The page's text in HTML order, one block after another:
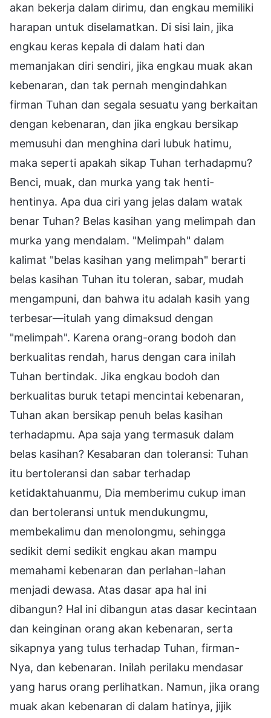
akan bekerja dalam dirimu, dan engkau memiliki
harapan untuk diselamatkan. Di sisi lain, jika
engkau keras kepala di dalam hati dan
memanjakan diri sendiri, jika engkau muak akan
kebenaran, dan tak pernah mengindahkan
firman Tuhan dan segala sesuatu yang berkaitan
dengan kebenaran, dan jika engkau bersikap
memusuhi dan menghina dari lubuk hatimu,
maka seperti apakah sikap Tuhan terhadapmu?
Benci, muak, dan murka yang tak henti-
hentinya. Apa dua ciri yang jelas dalam watak
benar Tuhan? Belas kasihan yang melimpah dan
murka yang mendalam. "Melimpah" dalam
kalimat "belas kasihan yang melimpah" berarti
belas kasihan Tuhan itu toleran, sabar, mudah
mengampuni, dan bahwa itu adalah kasih yang
terbesar—itulah yang dimaksud dengan
"melimpah". Karena orang-orang bodoh dan
berkualitas rendah, harus dengan cara inilah
Tuhan bertindak. Jika engkau bodoh dan
berkualitas buruk tetapi mencintai kebenaran,
Tuhan akan bersikap penuh belas kasihan
terhadapmu. Apa saja yang termasuk dalam
belas kasihan? Kesabaran dan toleransi: Tuhan
itu bertoleransi dan sabar terhadap
ketidaktahuanmu, Dia memberimu cukup iman
dan bertoleransi untuk mendukungmu,
membekalimu dan menolongmu, sehingga
sedikit demi sedikit engkau akan mampu
memahami kebenaran dan perlahan-lahan
menjadi dewasa. Atas dasar apa hal ini
dibangun? Hal ini dibangun atas dasar kecintaan
dan keinginan orang akan kebenaran, serta
sikapnya yang tulus terhadap Tuhan, firman-
Nya, dan kebenaran. Inilah perilaku mendasar
yang harus orang perlihatkan. Namun, jika orang
muak akan kebenaran di dalam hatinya, jijik